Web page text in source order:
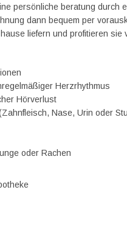
persönliche beratung durch
dann bequem per
liefern und profitieren
Herzrhythmus
Hörverlust
Nase, Urin oder
oder Rachen